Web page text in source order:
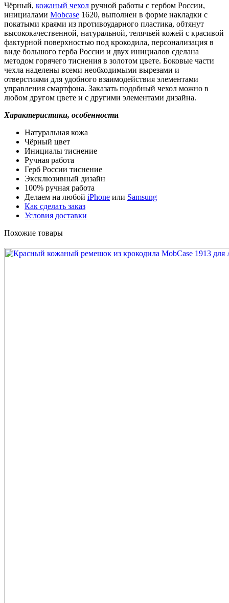
Чёрный, кожаный чехол ручной работы с гербом России,
инициалами Mobcase 1620, выполнен в форме накладки с
покатыми краями из противоударного пластика, обтянут
высококачественной, натуральной, телячьей кожей с красивой
фактурной поверхностью под крокодила, персонализация в
виде большого герба России и двух инициалов сделана
методом горячего тиснения в золотом цвете. Боковые части
чехла наделены всеми необходимыми вырезами и
отверстиями для удобного взаимодействия элементами
управления смартфона. Заказать подобный чехол можно в
любом другом цвете и с другими элементами дизайна.
Характеристики, особенности
Натуральная кожа
Чёрный цвет
Инициалы тиснение
Ручная работа
Герб России тиснение
Эксклюзивный дизайн
100% ручная работа
Делаем на любой iPhone или Samsung
Как сделать заказ
Условия доставки
Похожие товары